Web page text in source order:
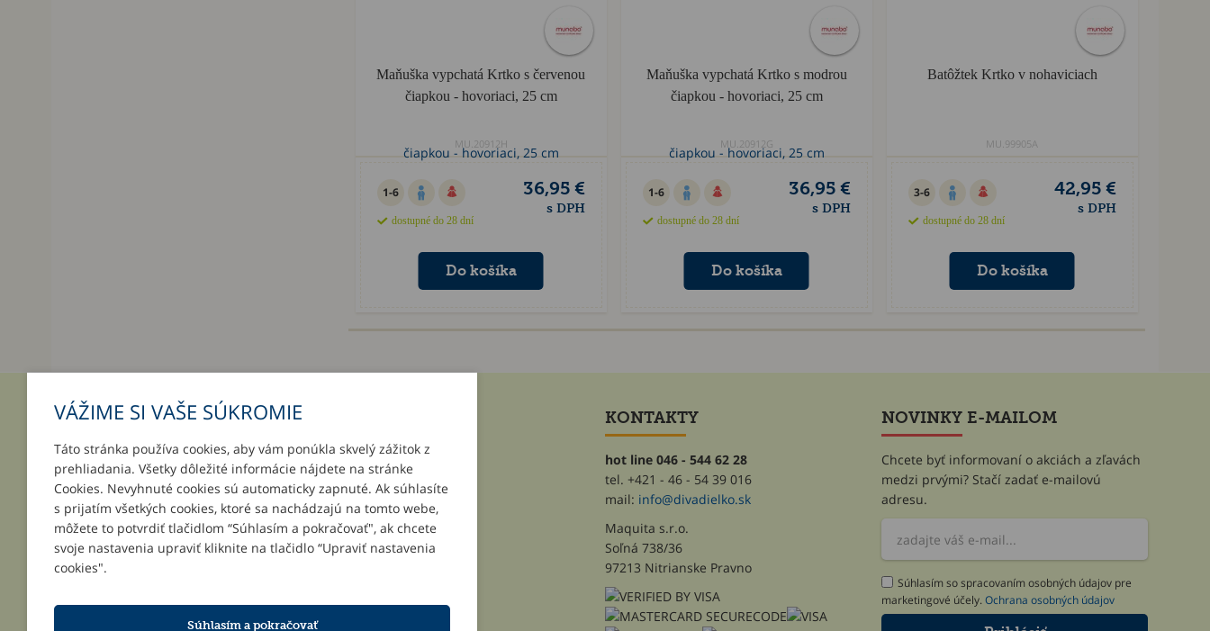
Maňuška vypchatá Krtko s červenou
čiapkou - hovoriaci, 25 cm
MU.20912H
1-6
dostupné do 28 dní
36,95 €
s DPH
Maňuška vypchatá Krtko s modrou
čiapkou - hovoriaci, 25 cm
MU.20912G
1-6
dostupné do 28 dní
36,95 €
s DPH
Batôžtek Krtko v nohaviciach
MU.99905A
3-6
dostupné do 28 dní
42,95 €
s DPH
INFORMÁCIE
O nás
Platba a doručenie
Darčeky k objednávkam
Podpor svoju školu
Všeobecné obchodné podmienky
Reklamačné podmienky
Kontakt
Prihlásenie
Registrácia
Zabudnuté heslo
KONTAKTY
hot line 046 - 544 62 28
tel. +421 - 46 - 54 39 016
mail: info@divadielko.sk
Maquita s.r.o.
Soľná 738/36
97213 Nitrianske Pravno
NOVINKY E-MAILOM
Chcete byť informovaní o akciách a zľavách
medzi prvými? Stačí zadať e-mailovú
adresu.
Súhlasím so spracovaním osobných údajov pre
marketingové účely.Ochrana osobných údajov
VÁŽIME SI VAŠE SÚKROMIE
Táto stránka používa cookies, aby vám ponúkla skvelý zážitok z
prehliadania. Všetky dôležité informácie nájdete na stránke
Cookies. Nevyhnuté cookies sú automaticky zapnuté. Ak súhlasíte
s prijatím všetkých cookies, ktoré sa nachádzajú na tomto webe,
môžete to potvrdiť tlačidlom “Súhlasím a pokračovať", ak chcete
svoje nastavenia upraviť kliknite na tlačidlo “Upraviť nastavenia
cookies".
Súhlasím a pokračovať